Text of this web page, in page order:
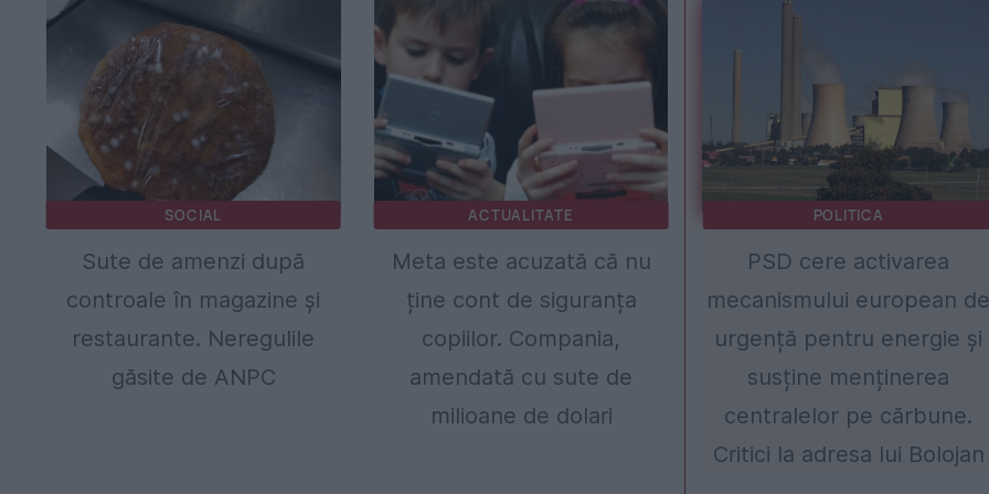
SOCIAL
Sute de amenzi după
controale în magazine și
restaurante. Neregulile
găsite de ANPC
ACTUALITATE
Meta este acuzată că nu
ține cont de siguranța
copiilor. Compania,
amendată cu sute de
milioane de dolari
POLITICA
PSD cere activarea
mecanismului european
urgență pentru energie și
susține menținerea
centralelor pe cărbune.
Critici la adresa lui Bolojan